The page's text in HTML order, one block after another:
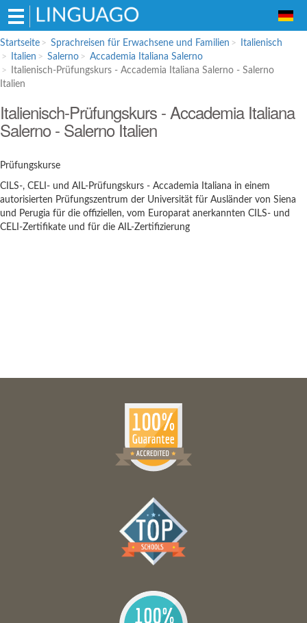
Hauptmenü
Sprachreisen für Erwachsene und
Familien
Französisch
Italienisch
Sprachschulen für Schüler
Englisch
Italienisch
Startseite Sprachreisen für Erwachsene und Familien
Italienisch
Italien
Salerno
Accademia Italiana Salerno
Italienisch-Prüfungskurs - Accademia Italiana Salerno - Salerno
Italien
Italienisch-Prüfungskurs - Accademia Italiana
Salerno - Salerno Italien
Prüfungskurse
CILS-, CELI- und AIL-Prüfungskurs - Accademia Italiana in einem
autorisierten Prüfungszentrum der Universität für Ausländer von Siena
und Perugia für die offiziellen, vom Europarat anerkannten CILS- und
CELI-Zertifikate und für die AIL-Zertifizierung